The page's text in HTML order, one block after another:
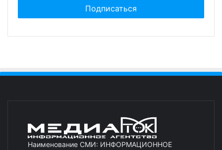
Наименование СМИ: ИНФОРМАЦИОННОЕ